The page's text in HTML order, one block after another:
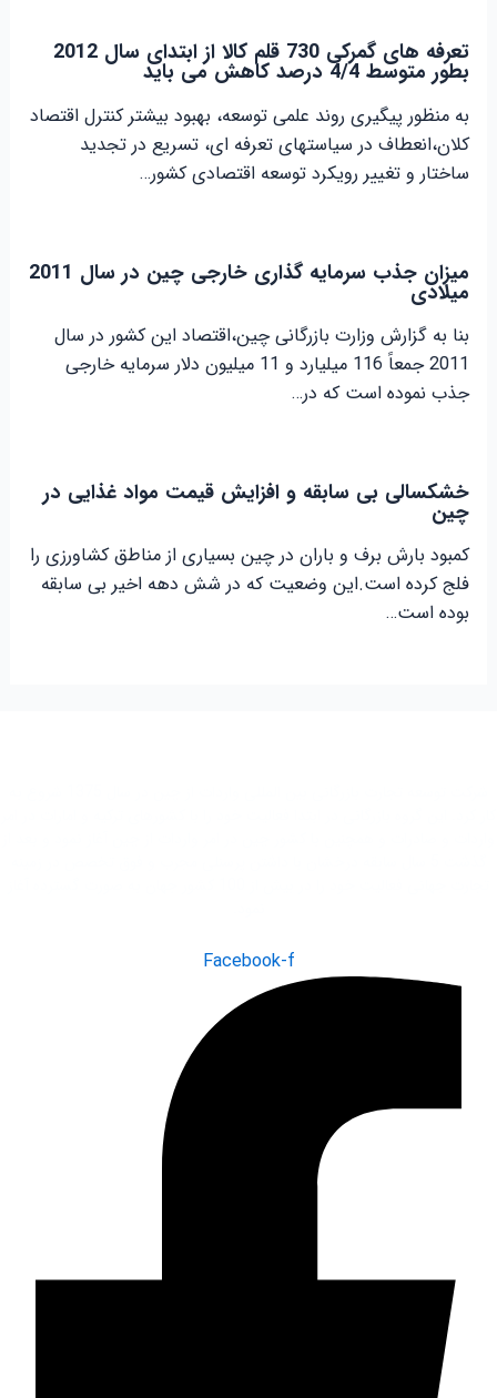
تعرفه های گمرکی 730 قلم کالا از ابتدای سال 2012
بطور متوسط 4/4 درصد کاهش می باید
به منظور پیگیری روند علمی توسعه، بهبود بیشتر کنترل اقتصاد
کلان،انعطاف در سیاستهای تعرفه ای، تسریع در تجدید
ساختار و تغییر رویکرد توسعه اقتصادی کشور…
میزان جذب سرمایه گذاری خارجی چین در سال 2011
میلادی
بنا به گزارش وزارت بازرگانی چین،اقتصاد این کشور در سال
2011 جمعاً 116 میلیارد و 11 میلیون دلار سرمایه خارجی
جذب نموده است که در…
خشکسالی بی سابقه و افزایش قیمت مواد غذایی در
چین
کمبود بارش برف و باران در چین بسیاری از مناطق کشاورزی را
فلج کرده است.این وضعیت که در شش دهه اخیر بی سابقه
بوده است…
Facebook-f